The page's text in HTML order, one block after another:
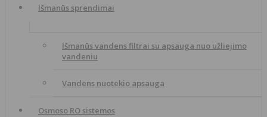
Išmanūs sprendimai
Išmanūs vandens filtrai su apsauga nuo užliejimo
vandeniu
Vandens nuotekio apsauga
Osmoso RO sistemos